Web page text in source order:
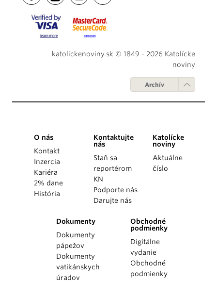
katolickenoviny.sk © 1849 - 2026 Katolícke
noviny
Archív
O nás
Kontakt
Inzercia
Kariéra
2% dane
História
Kontaktujte
nás
Staň sa
reportérom
KN
Podporte nás
Darujte nás
Katolícke
noviny
Aktuálne
číslo
Dokumenty
Dokumenty
pápežov
Dokumenty
vatikánskych
úradov
Obchodné
podmienky
Digitálne
vydanie
Obchodné
podmienky